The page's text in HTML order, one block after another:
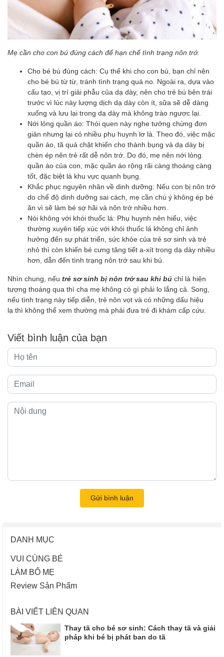
Mẹ cần cho con bú đúng cách để hạn chế tình trạng nôn trớ.
Cho bé bú đúng cách: Cụ thể khi cho con bú, bạn chỉ nên
cho bé bú từ từ, tránh tình trạng quá no. Ngoài ra, dựa vào
cấu tạo, vị trí giải phẫu của dạ dày, nên cho trẻ bú bên trái
trước vì lúc này lượng dịch dạ dày còn ít, sữa sẽ dễ dàng
xuống và lưu lại trong dạ dày mà không trào ngược lại.
Nới lỏng quần áo: Thói quen này nghe tưởng chừng đơn
giản nhưng lại có nhiều phụ huynh lơ là. Theo đó, việc mặc
quần áo, tã quá chặt khiến cho thành bụng và dạ dày bị
chèn ép nên trẻ rất dễ nôn trớ. Do đó, mẹ nên nới lỏng
quần áo của con, mặc quần áo rộng rãi càng thoáng càng
tốt, đặc biệt là khu vực quanh bụng.
Khắc phục nguyên nhân về dinh dưỡng: Nếu con bị nôn trớ
do chế độ dinh dưỡng sai cách, mẹ cần chú ý không ép bé
ăn vì sẽ làm bé sợ hãi và nôn trớ nhiều hơn.
Nói không với khói thuốc lá: Phụ huynh nên hiểu, việc
thường xuyên tiếp xúc với khói thuốc lá không chỉ ảnh
hưởng đến sự phát triển, sức khỏe của trẻ sơ sinh và trẻ
nhỏ thì còn khiến bé cưng tăng tiết a-xít trong dạ dày nhiều
hơn, dẫn đến tình trạng nôn trớ sau khi bú.
Nhìn chung, nếu trẻ sơ sinh bị nôn trớ sau khi bú chỉ là hiện
tượng thoáng qua thì cha mẹ không có gì phải lo lắng cả. Song,
nếu tình trạng này tiếp diễn, trẻ nôn vọt và có những dấu hiệu
lạ thì không thể xem thường mà phải đưa trẻ đi khám cấp cứu.
Viết bình luận của bạn
Gửi bình luận
DANH MỤC
VUI CÙNG BÉ
LÀM BỐ MẸ
Review Sản Phẩm
BÀI VIẾT LIÊN QUAN
Thay tã cho bé sơ sinh: Cách thay tã và giải
pháp khi bé bị phát ban do tã